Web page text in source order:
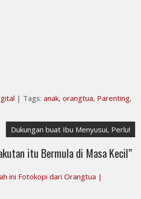
| Tags:anak,orangtua, Parenting,
Dukungan buat Ibu Menyusui, Perlu!
itu Bermula di Masa Kecil”
ini Fotokopi dari Orangtua |